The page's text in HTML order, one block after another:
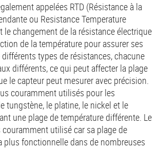
appelées RTD (Résistance à la
ou Resistance Temperature
le changement de la résistance électrique
de la température pour assurer ses
types de résistances, chacune
différents, ce qui peut affecter la plage
le capteur peut mesurer avec précision.
couramment utilisés pour les
tungstène, le platine, le nickel et le
une plage de température différente. Le
utilisé car sa plage de
plus fonctionnelle dans de nombreuses